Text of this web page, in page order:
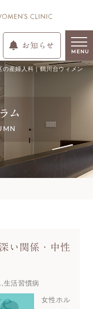
産婦人科｜鶴川台ウィメン
お知らせ
MENU
ム
い関係・中性
,生活習慣病
女性ホル